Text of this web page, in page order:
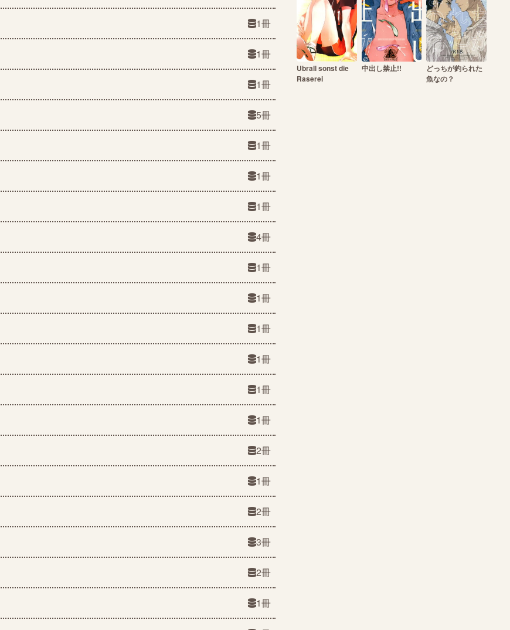
1冊
1冊
1冊
5冊
1冊
1冊
1冊
4冊
1冊
1冊
1冊
1冊
1冊
1冊
2冊
1冊
2冊
3冊
2冊
1冊
Ubrall sonst die
Raserei
中出し禁止!!
どっちが釣られた
魚なの？